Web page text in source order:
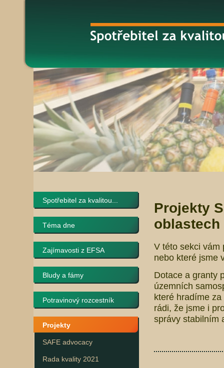
Spotřebitel za kvalitou...
Téma dne
Zajímavosti z EFSA
Bludy a fámy
Potravinový rozcestník
Projekty
SAFE advocacy
Rada kvality 2021
Projekty
V této sekci vám
nebo které jsme
Dotace a granty
územních
které hradíme
rádi, že jsme i
správy stabilním